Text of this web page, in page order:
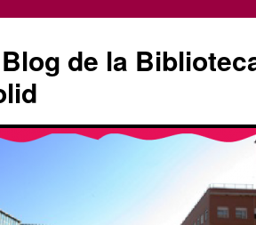
de la